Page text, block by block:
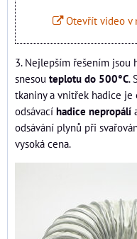
Otevřít video v
3. Nejlepším řešením jsou
snesou teplotu do 500°C.
tkaniny a vnitřek hadice
odsávací hadice nepropálí
odsávání plynů při
vysoká cena.